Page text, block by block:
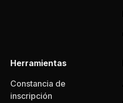
Herramientas
Constancia de
inscripción